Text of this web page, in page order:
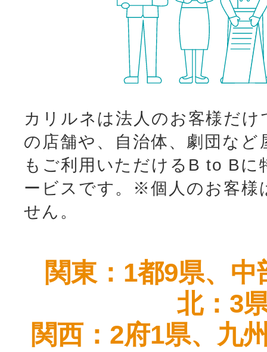
カリルネは法人のお客様だ
の店舗や、自治体、劇団な
もご利用いただけるB to Bに
ービスです。
※個人のお客様
せん。
関東：1都9県、
北：3
関西：2府1県、九